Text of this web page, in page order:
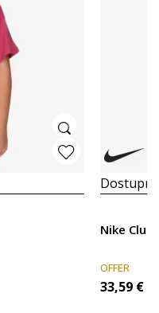
Nike Club
OFFER
33,59 €